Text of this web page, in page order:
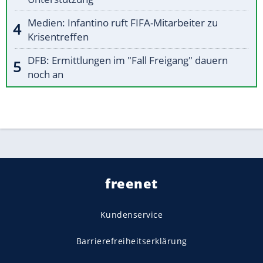
Medien: Infantino ruft FIFA-Mitarbeiter zu
Krisentreffen
DFB: Ermittlungen im "Fall Freigang" dauern
noch an
freenet
Kundenservice
Barrierefreiheitserklärung